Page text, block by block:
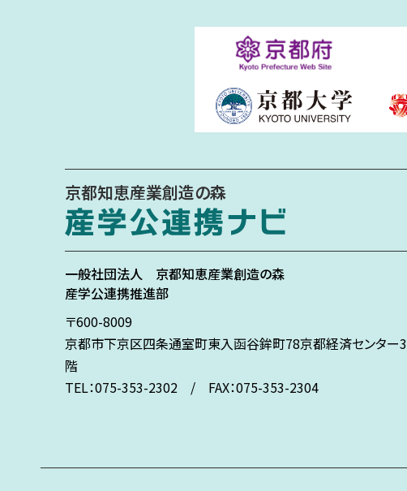
京都知恵産業創造の森
一般社団法人 京都知恵産業創造の森
産学公連携推進部
〒600-8009
京都市下京区四条通室町東入函谷鉾町78京都経済センター3
階
TEL：075-353-2302 / FAX：075-353-2304